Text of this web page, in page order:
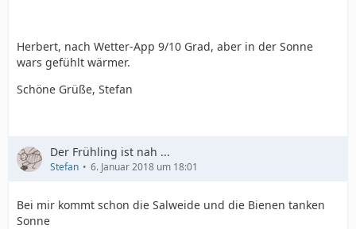
Herbert, nach Wetter-App 9/10 Grad, aber in der Sonne
wars gefühlt wärmer.
Schöne Grüße, Stefan
Der Frühling ist nah ...
Stefan 6. Januar 2018 um 18:01
Bei mir kommt schon die Salweide und die Bienen tanken
Sonne